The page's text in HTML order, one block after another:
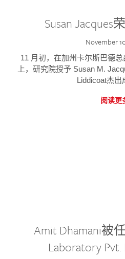
Susan Jacques
November
11 月初，在加州卡尔斯巴德
上，研究院授予 Susan M.
Liddicoat杰出
阅读更
Amit Dhamani被
Laboratory